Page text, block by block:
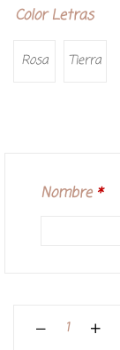
Color Letras
Rosa Tierra
Nombre *